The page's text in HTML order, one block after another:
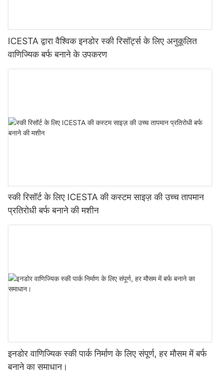
ICESTA द्वारा वैश्विक इनडोर स्की रिसॉर्ट्स के लिए अनुकूलित
वाणिज्यिक बर्फ बनाने के उपकरण
स्की रिसॉर्ट के लिए ICESTA की कस्टम साइज़ की उच्च तापमान
प्रतिरोधी बर्फ बनाने की मशीन
इनडोर वाणिज्यिक स्की पार्क निर्माण के लिए संपूर्ण, हर मौसम में बर्फ
बनाने का समाधान।